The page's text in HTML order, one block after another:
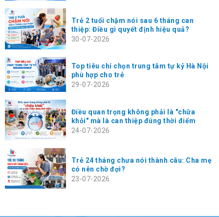
Trẻ 2 tuổi chậm nói sau 6 tháng can
thiệp: Điều gì quyết định hiệu quả?
30-07-2026
Top tiêu chí chọn trung tâm tự kỷ Hà Nội
phù hợp cho trẻ
29-07-2026
Điều quan trọng không phải là "chữa
khỏi" mà là can thiệp đúng thời điểm
24-07-2026
Trẻ 24 tháng chưa nói thành câu: Cha mẹ
có nên chờ đợi?
23-07-2026